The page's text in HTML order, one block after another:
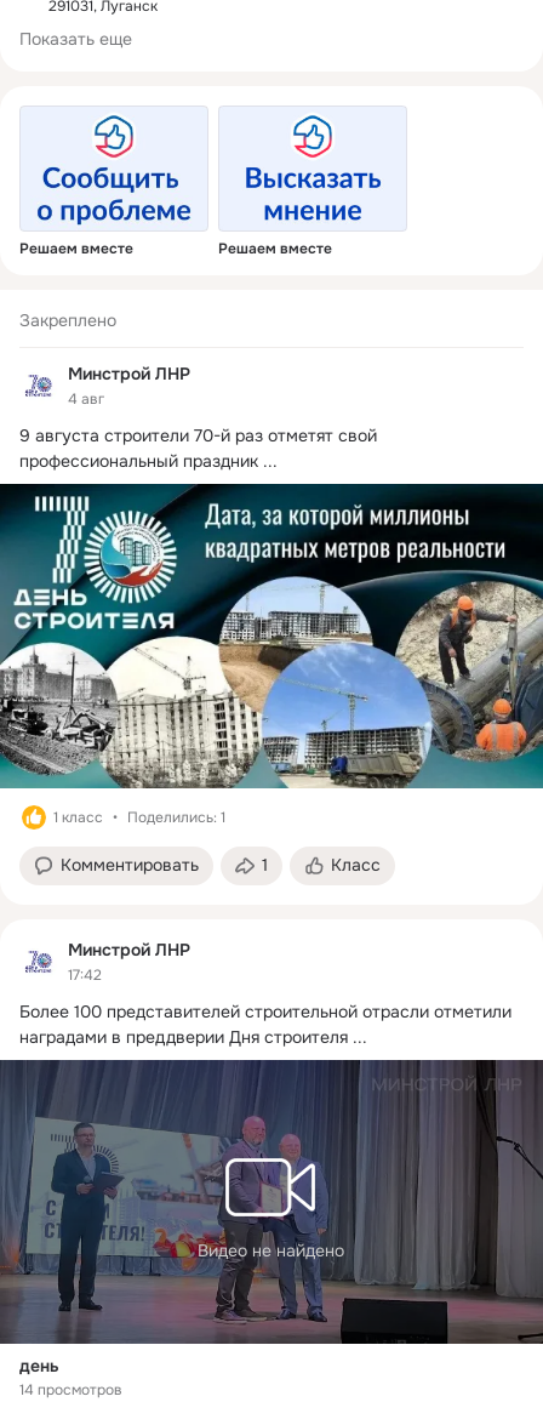
Решаем вместе Решаем вместе
Закреплено
Минстрой ЛНР
4 авг
9 августа строители 70-й раз отметят свой
профессиональный праздник ...
1 класс Поделились: 1
Комментировать 1 Класс
Минстрой ЛНР
17:42
Более 100 представителей строительной отрасли отметили
наградами в преддверии Дня строителя ...
Видео не найдено
день
14 просмотров
управлению, нормативно-правовому регулированию,
контролю и надзору в сфере жилищно-коммунального
291031, Луганск
Показать еще